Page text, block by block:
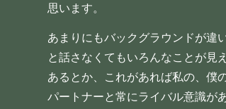
思います。
あまりにもバックグラウンドが違
と話さなくてもいろんなことが見
あるとか、これがあれば私の、僕
パートナーと常にライバル意識が